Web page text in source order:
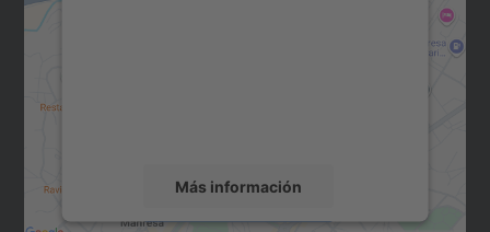
Más información